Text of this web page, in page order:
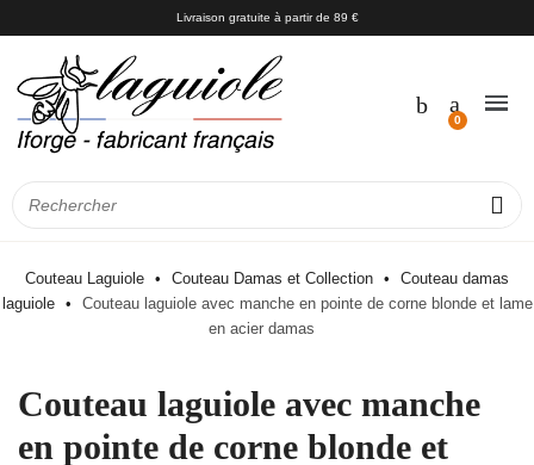
Livraison gratuite à partir de 89 €
Couteau Laguiole Couteau Damas et Collection
Couteau damas
laguiole
Couteau laguiole avec manche en pointe de corne blonde et lame
en acier damas
Couteau laguiole avec manche
en pointe de corne blonde et